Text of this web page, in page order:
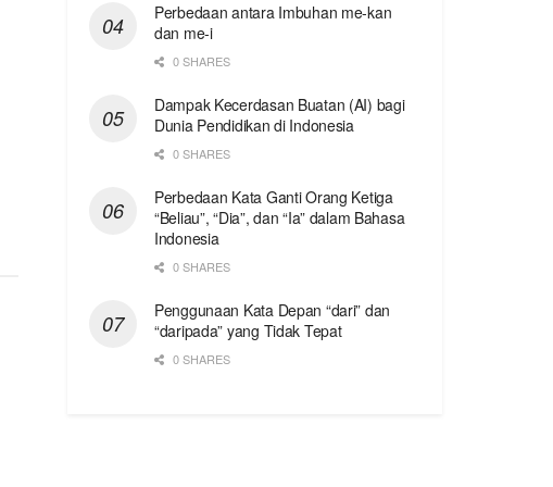
Perbedaan antara Imbuhan me-kan
dan me-i
0 SHARES
Dampak Kecerdasan Buatan (AI) bagi
Dunia Pendidikan di Indonesia
0 SHARES
Perbedaan Kata Ganti Orang Ketiga
“Beliau”, “Dia”, dan “Ia” dalam Bahasa
Indonesia
0 SHARES
Penggunaan Kata Depan “dari” dan
“daripada” yang Tidak Tepat
0 SHARES